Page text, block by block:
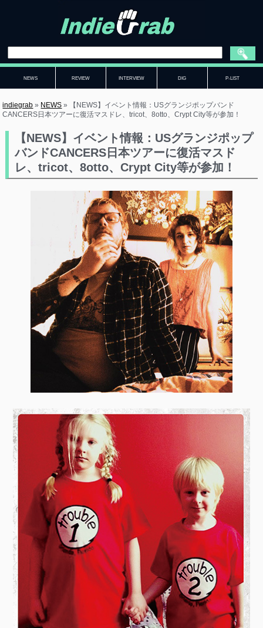
NEWS REVIEW INTERVIEW DIG P-LIST
indiegrab » NEWS »
【NEWS】イベント情報：USグランジポップバンド
CANCERS日本ツアーに復活マスドレ、tricot、8otto、Crypt City等が参加！
【NEWS】イベント情報：USグランジポップ
バンドCANCERS日本ツアーに復活マスド
レ、tricot、8otto、Crypt City等が参加！